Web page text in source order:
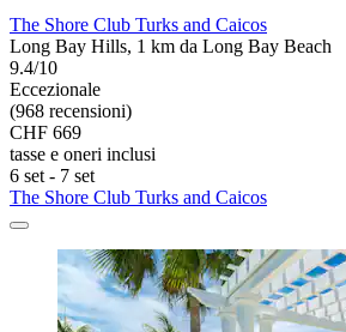
The Shore Club Turks and Caicos
Long Bay Hills, 1 km da Long Bay Beach
9.4/10
Eccezionale
(968 recensioni)
CHF 669
tasse e oneri inclusi
6 set - 7 set
The Shore Club Turks and Caicos